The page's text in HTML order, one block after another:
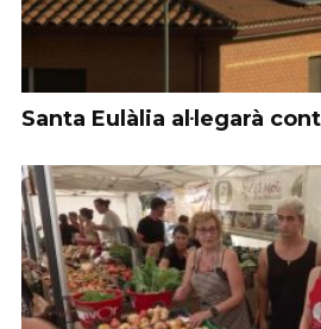
Santa Eulàlia al·legarà